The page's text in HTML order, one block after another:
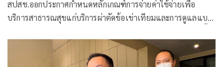
สปสช.ออกประกาศกำหนดหลักเกณฑ์การจ่ายค่าใช้จ่ายเพื่อ
บริการสาธารณสุขแก่บริการผ่าตัดข้อเข่าเทียมและการดูแลแบบ